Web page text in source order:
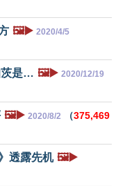
🖼️▶️ 2020/4/5
茨是… 🖼️▶️ 2020/12/19
🖼️▶️ 2020/8/2 （375,469
透露先机 🖼️▶️